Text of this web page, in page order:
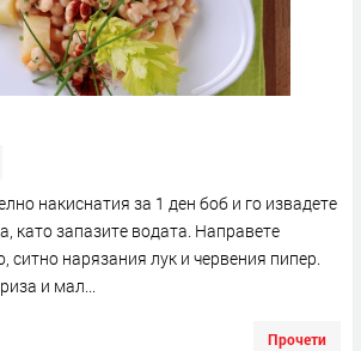
накиснатия за 1 ден боб и го извадете
като запазите водата. Направете
ситно нарязания лук и червения пипер.
и мал...
Прочети